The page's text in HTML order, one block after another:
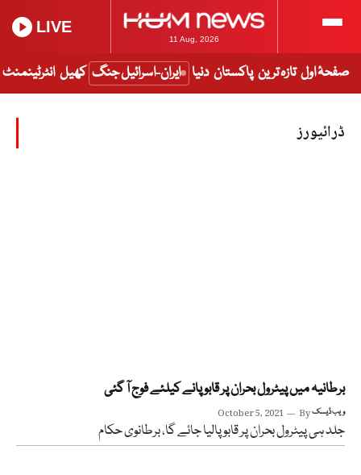
11 Aug, 2026
LIVE
صفحۂ اول تازہ ترین پاکستان دنیا ایران-اسرائیل جنگ کھیل انٹرٹینمنٹ
ڈرائیورز
برطانیہ میں پیٹرول بحران پر قابو پانے کیلئے فوج آ گئی
October 5, 2021 Byویب ڈیسک
جلد ہی پیٹرول بحران پر قابو پالیا جائے گا، برطانوی حکام